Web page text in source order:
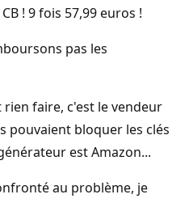
! 9 fois 57,99 euros !
pas les
faire, c'est le vendeur
pouvaient bloquer les clés
est Amazon...
au problème, je